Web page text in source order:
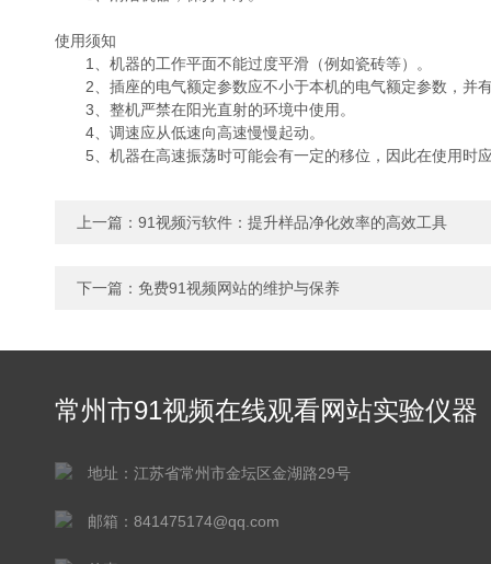
使用须知
1、机器的工作平面不能过度平滑（例如瓷砖等）。
2、插座的电气额定参数应不小于本机的电气额定参数，并
3、整机严禁在阳光直射的环境中使用。
4、调速应从低速向高速慢慢起动。
5、机器在高速振荡时可能会有一定的移位，因此在使用时
上一篇： 91视频污软件：提升样品净化效率的高效工具
下一篇： 免费91视频网站的维护与保养
常州市91视频在线观看网站实验仪器
地址：江苏省常州市金坛区金湖路29号
邮箱：841475174@qq.com